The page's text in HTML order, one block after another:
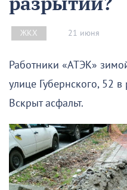
ЖКХ 21 июня
Работники «АТЭК»
улице Губернского, 52
Вскрыт асфальт.